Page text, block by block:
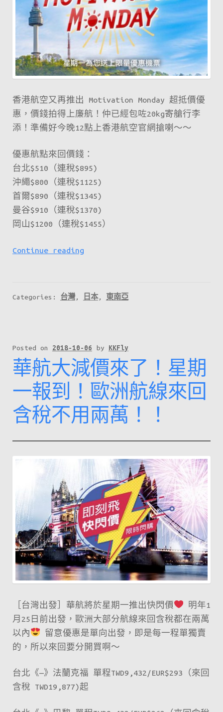
韓
國
$238
起！
香港航空又再推出 Motivation Monday 超抵價優
惠，價錢拍得上廉航！仲已經包咗20kg寄艙行李
添！準備好今晚12點上香港航空官網搶喇～～
優惠航點來回價錢：
台北$510（連稅$895)
沖繩$800（連稅$1125)
首爾$890（連稅$1345)
曼谷$910（連稅$1370)
岡山$1200（連稅$1455）
Continue reading香
空
晚
12
點
始！
台
沖
繩
$800！
首
爾
$890！
曼
谷
$910！
岡
山
$1200！
備
好
呀？
Categories: 台灣, 日本, 東南亞
Posted on 2018-10-06 by KKFly
華航大減價來了！星期
一報到！歐洲航線來回
含稅不用兩萬！！
［台灣出發］華航將於星期一推出快閃價
明年1
月25日前出發，歐洲大部分航線來回含稅都在兩萬
以內
留意優惠是單向出發，即是每一程單獨賣
的，所以來回要分開買啊～
台北《—》法蘭克福 單程TWD9,432/EUR$293（來回
含稅 TWD19,877)起